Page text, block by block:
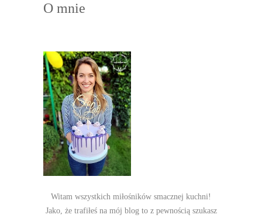
O mnie
Witam wszystkich miłośników smacznej kuchni!
Jako, że trafiłeś na mój blog to z pewnością szukasz